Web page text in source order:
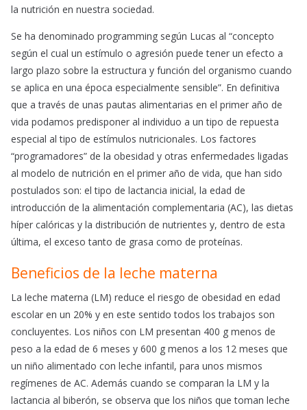
la nutrición en nuestra sociedad.
Se ha denominado programming según Lucas al “concepto
según el cual un estímulo o agresión puede tener un efecto a
largo plazo sobre la estructura y función del organismo cuando
se aplica en una época especialmente sensible”. En definitiva
que a través de unas pautas alimentarias en el primer año de
vida podamos predisponer al individuo a un tipo de repuesta
especial al tipo de estímulos nutricionales. Los factores
“programadores” de la obesidad y otras enfermedades ligadas
al modelo de nutrición en el primer año de vida, que han sido
postulados son: el tipo de lactancia inicial, la edad de
introducción de la alimentación complementaria (AC), las dietas
híper calóricas y la distribución de nutrientes y, dentro de esta
última, el exceso tanto de grasa como de proteínas.
Beneficios de la leche materna
La leche materna (LM) reduce el riesgo de obesidad en edad
escolar en un 20% y en este sentido todos los trabajos son
concluyentes. Los niños con LM presentan 400 g menos de
peso a la edad de 6 meses y 600 g menos a los 12 meses que
un niño alimentado con leche infantil, para unos mismos
regímenes de AC. Además cuando se comparan la LM y la
lactancia al biberón, se observa que los niños que toman leche